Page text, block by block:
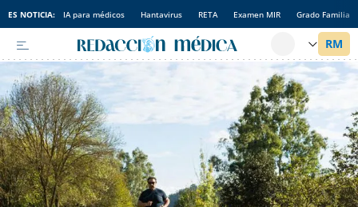
ES NOTICIA: IA para médicos Hantavirus RETA Examen MIR Grado Familia